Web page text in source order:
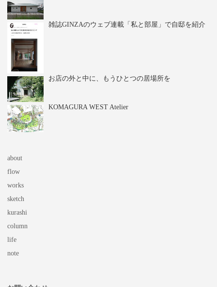
雑誌GINZAのウェブ連載「私と部屋」で自邸を紹介
お店の外と中に、もうひとつの居場所を
KOMAGURA WEST Atelier
about
flow
works
sketch
kurashi
column
life
note